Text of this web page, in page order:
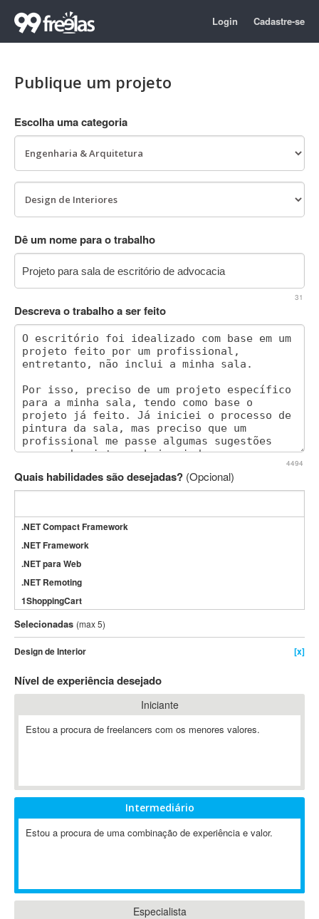
Login Cadastre-se
Publique um projeto
Escolha uma categoria
Dê um nome para o trabalho
31
Descreva o trabalho a ser feito
4494
Quais habilidades são desejadas? (Opcional)
.NET Compact Framework
.NET Framework
.NET para Web
.NET Remoting
1ShoppingCart
3DS Max
3GSM
4D Dimension
802.11
A&P
A2Billing
ABAP
ABBYY FineReader
Ableton Live
Selecionadas (max 5)
Design de Interior [x]
Nível de experiência desejado
Iniciante
Estou a procura de freelancers com os menores valores.
Intermediário
Estou a procura de uma combinação de experiência e valor.
Especialista